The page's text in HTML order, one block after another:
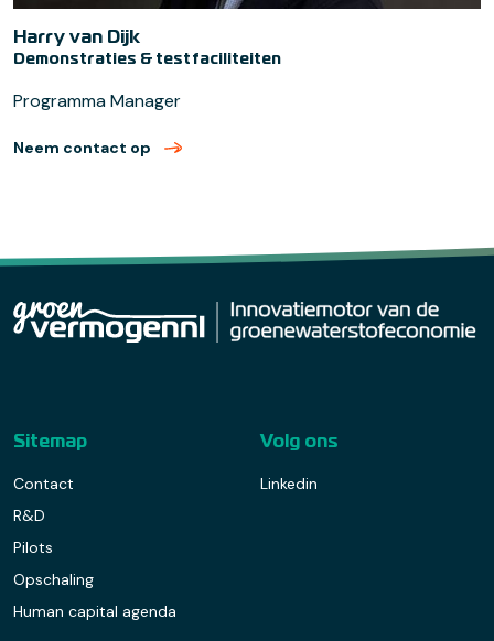
Harry van Dijk
Demonstraties & testfaciliteiten
Programma Manager
Neem contact op met Harry van Dijk (verzend email)
Sitemap
Contact
R&D
Pilots
Opschaling
Human capital agenda
Volg ons
Linkedin